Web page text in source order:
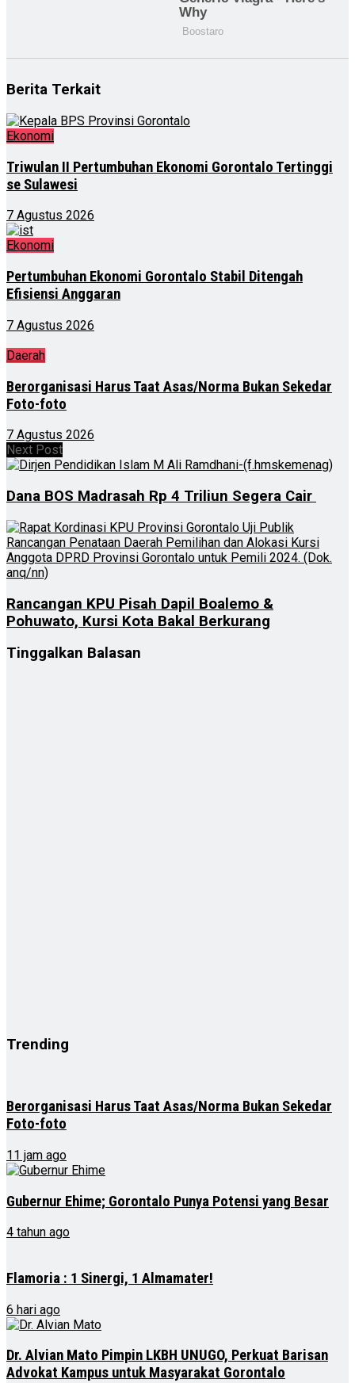
Berita Terkait
Ekonomi
Triwulan II Pertumbuhan Ekonomi Gorontalo Tertinggi
se Sulawesi
7 Agustus 2026
Ekonomi
Pertumbuhan Ekonomi Gorontalo Stabil Ditengah
Efisiensi Anggaran
7 Agustus 2026
Daerah
Berorganisasi Harus Taat Asas/Norma Bukan Sekedar
Foto-foto
7 Agustus 2026
Next Post
Dana BOS Madrasah Rp 4 Triliun Segera Cair
Rancangan KPU Pisah Dapil Boalemo &
Pohuwato, Kursi Kota Bakal Berkurang
Tinggalkan Balasan
Trending
Berorganisasi Harus Taat Asas/Norma Bukan Sekedar
Foto-foto
11 jam ago
Gubernur Ehime; Gorontalo Punya Potensi yang Besar
4 tahun ago
Flamoria : 1 Sinergi, 1 Almamater!
6 hari ago
Dr. Alvian Mato Pimpin LKBH UNUGO, Perkuat Barisan
Advokat Kampus untuk Masyarakat Gorontalo